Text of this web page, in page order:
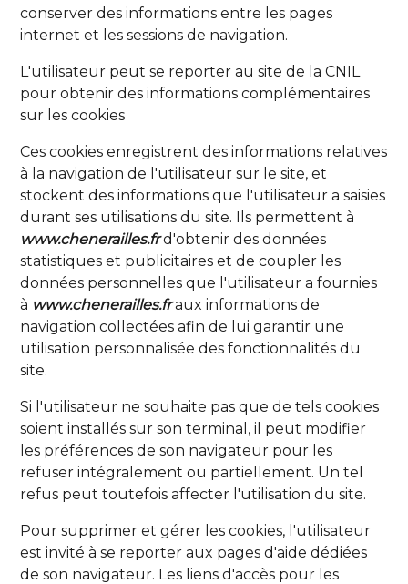
conserver des informations entre les pages
internet et les sessions de navigation.
L'utilisateur peut se reporter au site de la CNIL
pourobtenir des informations complémentaires
sur les cookies
Ces cookies enregistrent des informations relatives
à la navigation de l'utilisateur sur le site, et
stockent des informations que l'utilisateur a saisies
durant ses utilisations du site. Ils permettent à
www.chenerailles.frd'obtenir des données
statistiques et publicitaires et de coupler les
données personnelles que l'utilisateur a fournies
à www.chenerailles.fraux informations de
navigation collectées afin de lui garantir une
utilisation personnalisée des fonctionnalités du
site.
Si l'utilisateur ne souhaite pas que de tels cookies
soient installés sur son terminal, il peut modifier
les préférences de son navigateur pour les
refuser intégralement ou partiellement. Un tel
refus peut toutefois affecter l'utilisation du site.
Pour supprimer et gérer les cookies, l'utilisateur
est invité à se reporter aux pages d'aide dédiées
de son navigateur. Les liens d'accès pour les